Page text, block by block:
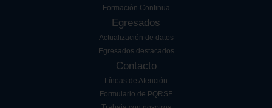
Formación Continua
Egresados
Actualización de datos
Egresados destacados
Contacto
Líneas de Atención
Formulario de PQRSF